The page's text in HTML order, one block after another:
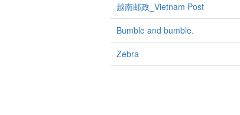
越南邮政_Vietnam Post
Bumble and bumble.
Zebra